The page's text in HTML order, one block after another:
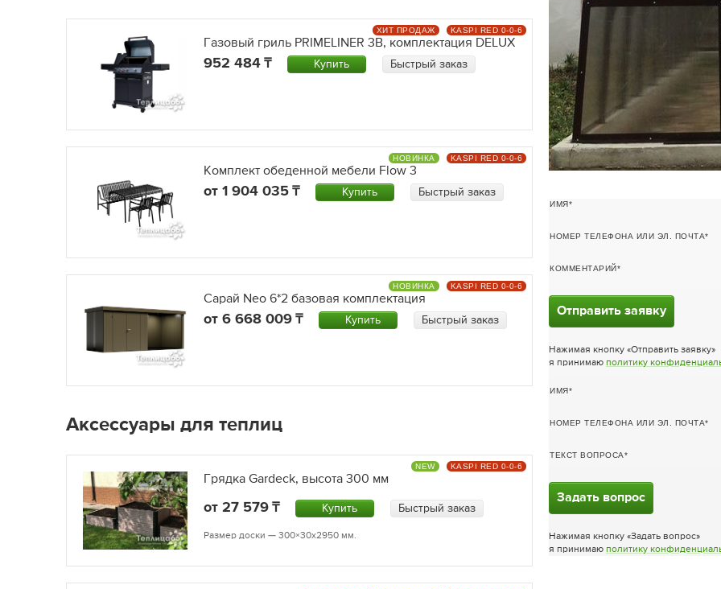
Газовый гриль PRIMELINER 3B, комплектация DELUX
952 484 Купить Быстрый заказ
ХИТ ПРОДАЖ KASPI RED 0-0-6
Комплект обеденной мебели Flow 3
от 1 904 035 Купить Быстрый заказ
НОВИНКА KASPI RED 0-0-6
Сарай Neo 6*2 базовая комплектация
от 6 668 009 Купить Быстрый заказ
НОВИНКА KASPI RED 0-0-6
Аксессуары для теплиц
Грядка Gardeck, высота 300 мм
от 27 579 Купить Быстрый заказ
Размер доски — 300×30х2950 мм.
NEW KASPI RED 0-0-6
ИМЯ
НОМЕР ТЕЛЕФОНА ИЛИ ЭЛ. ПОЧТА
КОММЕНТАРИЙ
Отправить заявку
Нажимая кнопку «Отправить заявку»
я принимаю политику
ИМЯ
НОМЕР ТЕЛЕФОНА ИЛИ ЭЛ. ПОЧТА
ТЕКСТ ВОПРОСА
Задать вопрос
Нажимая кнопку «Задать вопрос»
я принимаю политику